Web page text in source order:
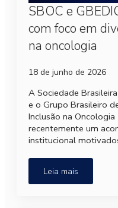
SBOC e
com foco em
na oncologia
18 de junho de 2026
A Sociedade
e o Grupo Brasileiro
Inclusão na Oncologia
recentemente um
institucional
Leia mais